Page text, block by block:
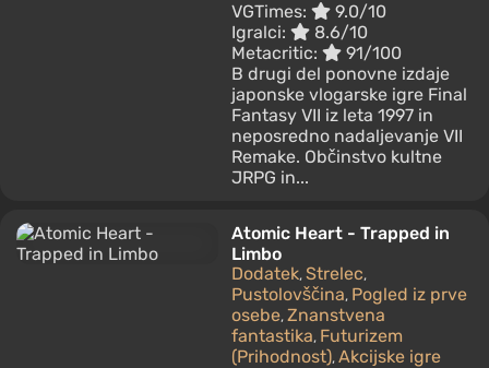
VGTimes:
9.0/10
Igralci:
8.6/10
Metacritic:
91/100
В drugi del ponovne izdaje
japonske vlogarske igre Final
Fantasy VII iz leta 1997 in
neposredno nadaljevanje VII
Remake. Občinstvo kultne
JRPG in...
Atomic Heart - Trapped in
Limbo
Dodatek, Strelec,
Pustolovščina, Pogled iz prve
osebe, Znanstvena
fantastika, Futurizem
(Prihodnost), Akcijske igre